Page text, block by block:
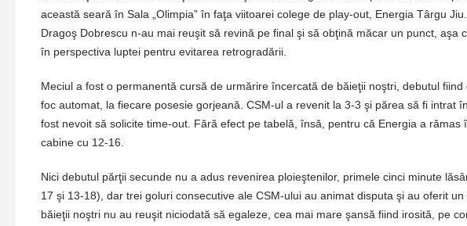
această seară în Sala „Olimpia” în faţa viitoarei colege de play-out, Energia Târgu
Dragoş Dobrescu n-au mai reuşit să revină pe final şi să obţină măcar un punct,
în perspectiva luptei pentru evitarea retrogradării.
Meciul a fost o permanentă cursă de urmărire încercată de băieţii noştri, debutul
foc automat, la fiecare posesie gorjeană. CSM-ul a revenit la 3-3 şi părea să fi intrat
fost nevoit să solicite time-out. Fără efect pe tabelă, însă, pentru că Energia a
cabine cu 12-16.
Nici debutul părţii secunde nu a adus revenirea ploieştenilor, primele cinci minute
17 şi 13-18), dar trei goluri consecutive ale CSM-ului au animat disputa şi au oferit
băieţii noştri nu au reuşit niciodată să egaleze, cea mai mare şansă fiind irosită, pe